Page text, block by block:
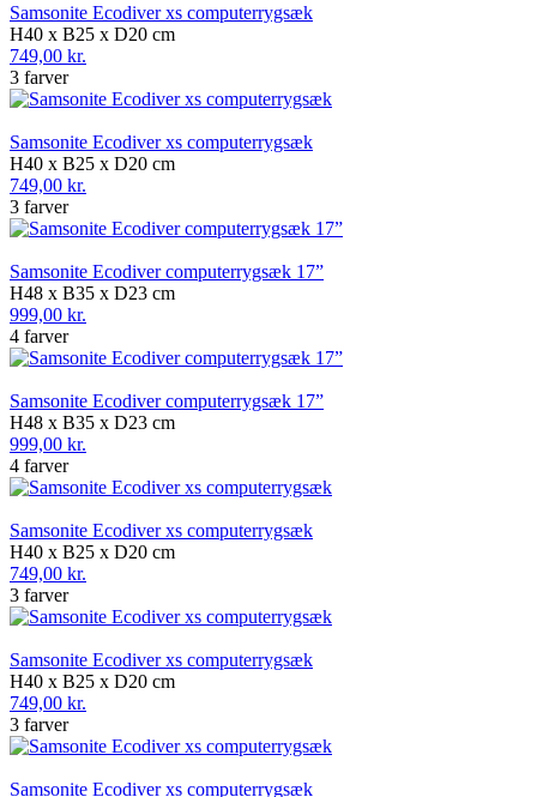
Samsonite Ecodiver xs computerrygsæk
H40 x B25 x D20 cm
749,00 kr.
3 farver
Samsonite Ecodiver xs computerrygsæk
H40 x B25 x D20 cm
749,00 kr.
3 farver
Samsonite Ecodiver computerrygsæk 17”
H48 x B35 x D23 cm
999,00 kr.
4 farver
Samsonite Ecodiver computerrygsæk 17”
H48 x B35 x D23 cm
999,00 kr.
4 farver
Samsonite Ecodiver xs computerrygsæk
H40 x B25 x D20 cm
749,00 kr.
3 farver
Samsonite Ecodiver xs computerrygsæk
H40 x B25 x D20 cm
749,00 kr.
3 farver
Samsonite Ecodiver xs computerrygsæk